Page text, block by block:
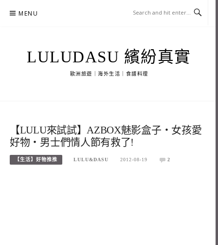
MENU
LULUDASU 繽紛真實
歐洲旅遊｜海外生活｜食譜料理
【LULU來試試】AZBOX魅影盒子‧女孩愛
好物‧男士們情人節有救了!
【生活】好物推推 LULU&DASU 2012-08-19 2